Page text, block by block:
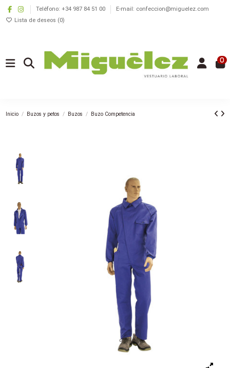
Teléfono: +34 987 84 51 00
E-mail: confeccion@miguelez.com
Lista de deseos (0)
0
Inicio Buzos y petos Buzos Buzo Competencia